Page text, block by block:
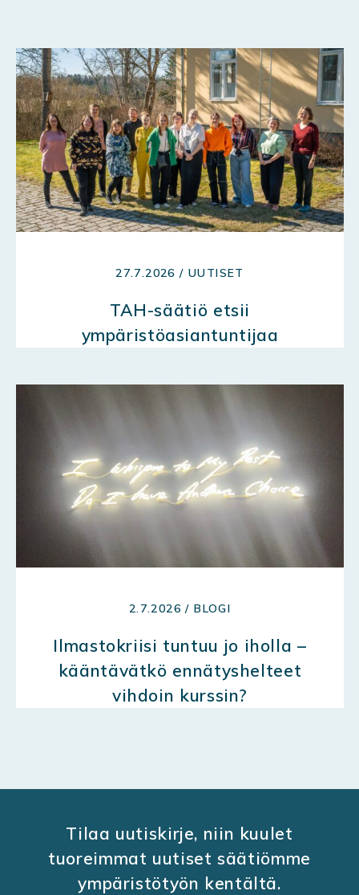
27.7.2026 / UUTISET
TAH-säätiö etsii
ympäristöasiantuntijaa
2.7.2026 / BLOGI
Ilmastokriisi tuntuu jo iholla –
kääntävätkö ennätyshelteet
vihdoin kurssin?
Tilaa uutiskirje, niin kuulet
tuoreimmat uutiset säätiömme
ympäristötyön kentältä.